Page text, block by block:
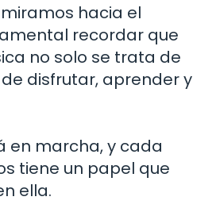
hacia el
recordar que
no solo se trata de
disfrutar, aprender y
en marcha, y cada
tiene un papel que
ella.